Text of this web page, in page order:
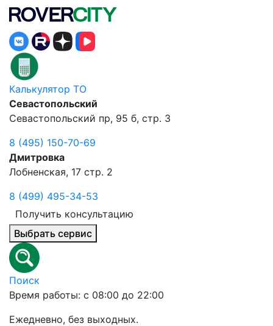
Калькулятор ТО
Севастопольский
Севастопольский пр, 95 б, стр. 3
8 (495) 150-70-69
Дмитровка
Лобненская, 17 стр. 2
8 (499) 495-34-53
Получить консультацию
Выбрать сервис
Поиск
Время работы: с 08:00 до 22:00
Ежедневно, без выходных.